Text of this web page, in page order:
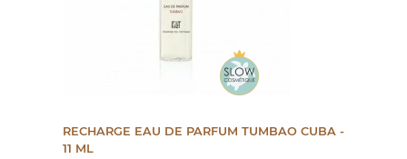
RECHARGE EAU DE PARFUM TUMBAO CUBA -
11 ML